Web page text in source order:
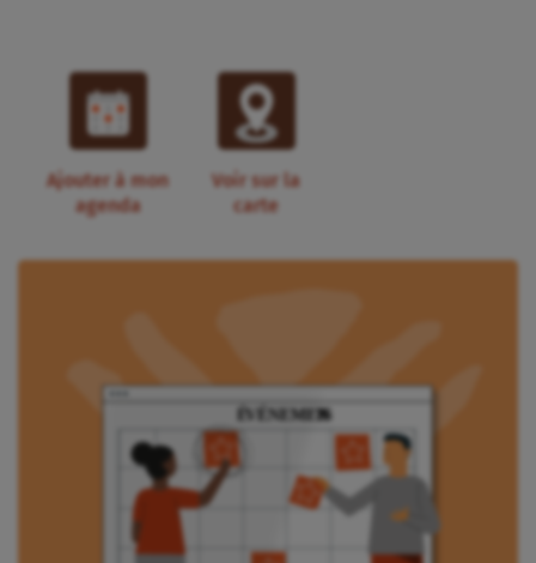
Ajouter à mon
agenda
Voir sur la
carte